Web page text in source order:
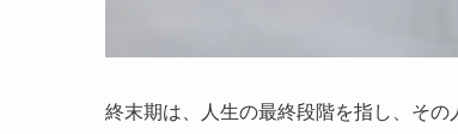
終末期は、人生の最終段階を指し、その